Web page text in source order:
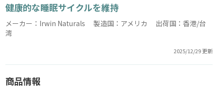
健康的な睡眠サイクルを維持
メーカー：Irwin Naturals 製造国：アメリカ 出荷国：香港/台
湾
2025/12/29 更新
商品情報